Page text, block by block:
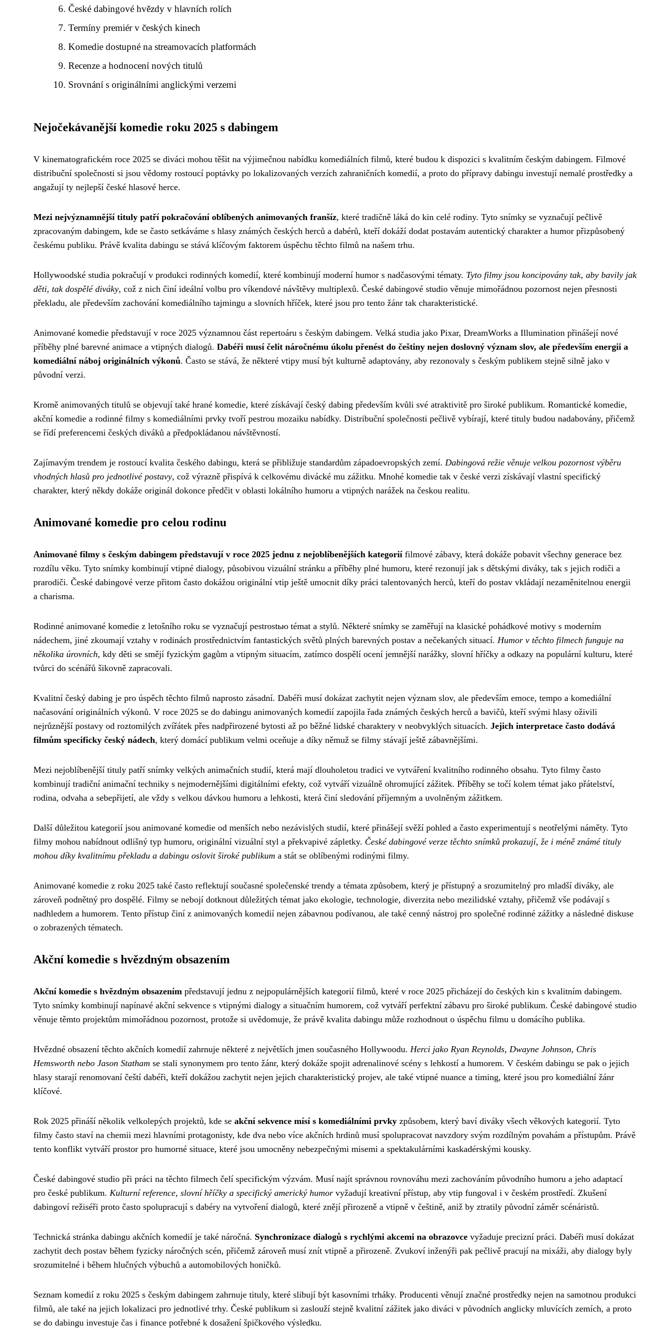
České dabingové hvězdy v hlavních rolích
Termíny premiér v českých kinech
Komedie dostupné na streamovacích platformách
Recenze a hodnocení nových titulů
Srovnání s originálními anglickými verzemi
Nejočekávanější komedie roku 2025 s dabingem
V kinematografickém roce 2025 se diváci mohou těšit na výjimečnou nabídku komediálních filmů, které budou k dispozici s kvalitním českým dabingem. Filmové
distribuční společnosti si jsou vědomy rostoucí poptávky po lokalizovaných verzích zahraničních komedií, a proto do přípravy dabingu investují nemalé prostředky a
angažují ty nejlepší české hlasové herce.
Mezi nejvýznamnější tituly patří pokračování oblíbených animovaných franšíz, které tradičně láká do kin celé rodiny. Tyto snímky se vyznačují pečlivě
zpracovaným dabingem, kde se často setkáváme s hlasy známých českých herců a dabérů, kteří dokáží dodat postavám autentický charakter a humor přizpůsobený
českému publiku. Právě kvalita dabingu se stává klíčovým faktorem úspěchu těchto filmů na našem trhu.
Hollywoodské studia pokračují v produkci rodinných komedií, které kombinují moderní humor s nadčasovými tématy. Tyto filmy jsou koncipovány tak, aby bavily jak
děti, tak dospělé diváky, což z nich činí ideální volbu pro víkendové návštěvy multiplexů. České dabingové studio věnuje mimořádnou pozornost nejen přesnosti
překladu, ale především zachování komediálního tajmingu a slovních hříček, které jsou pro tento žánr tak charakteristické.
Animované komedie představují v roce 2025 významnou část repertoáru s českým dabingem. Velká studia jako Pixar, DreamWorks a Illumination přinášejí nové
příběhy plné barevné animace a vtipných dialogů. Dabéři musí čelit náročnému úkolu přenést do češtiny nejen doslovný význam slov, ale především energii a
komediální náboj originálních výkonů. Často se stává, že některé vtipy musí být kulturně adaptovány, aby rezonovaly s českým publikem stejně silně jako v
původní verzi.
Kromě animovaných titulů se objevují také hrané komedie, které získávají český dabing především kvůli své atraktivitě pro široké publikum. Romantické komedie,
akční komedie a rodinné filmy s komediálními prvky tvoří pestrou mozaiku nabídky. Distribuční společnosti pečlivě vybírají, které tituly budou nadabovány, přičemž
se řídí preferencemi českých diváků a předpokládanou návštěvností.
Zajímavým trendem je rostoucí kvalita českého dabingu, která se přibližuje standardům západoevropských zemí. Dabingová režie věnuje velkou pozornost výběru
vhodných hlasů pro jednotlivé postavy, což výrazně přispívá k celkovému divácké mu zážitku. Mnohé komedie tak v české verzi získávají vlastní specifický
charakter, který někdy dokáže originál dokonce předčit v oblasti lokálního humoru a vtipných narážek na českou realitu.
Animované komedie pro celou rodinu
Animované filmy s českým dabingem představují v roce 2025 jednu z nejoblíbenějších kategoriífilmové zábavy, která dokáže pobavit všechny generace bez
rozdílu věku. Tyto snímky kombinují vtipné dialogy, působivou vizuální stránku a příběhy plné humoru, které rezonují jak s dětskými diváky, tak s jejich rodiči a
prarodiči. České dabingové verze přitom často dokážou originální vtip ještě umocnit díky práci talentovaných herců, kteří do postav vkládají nezaměnitelnou energii
a charisma.
Rodinné animované komedie z letošního roku se vyznačují pestrostью témat a stylů. Některé snímky se zaměřují na klasické pohádkové motivy s moderním
nádechem, jiné zkoumají vztahy v rodinách prostřednictvím fantastických světů plných barevných postav a nečekaných situací. Humor v těchto filmech funguje na
několika úrovních, kdy děti se smějí fyzickým gagům a vtipným situacím, zatímco dospělí ocení jemnější narážky, slovní hříčky a odkazy na populární kulturu, které
tvůrci do scénářů šikovně zapracovali.
Kvalitní český dabing je pro úspěch těchto filmů naprosto zásadní. Dabéři musí dokázat zachytit nejen význam slov, ale především emoce, tempo a komediální
načasování originálních výkonů. V roce 2025 se do dabingu animovaných komedií zapojila řada známých českých herců a bavičů, kteří svými hlasy oživili
nejrůznější postavy od roztomilých zvířátek přes nadpřirozené bytosti až po běžné lidské charaktery v neobvyklých situacích. Jejich interpretace často dodává
filmům specificky český nádech, který domácí publikum velmi oceňuje a díky němuž se filmy stávají ještě zábavnějšími.
Mezi nejoblíbenější tituly patří snímky velkých animačních studií, která mají dlouholetou tradici ve vytváření kvalitního rodinného obsahu. Tyto filmy často
kombinují tradiční animační techniky s nejmodernějšími digitálními efekty, což vytváří vizuálně ohromující zážitek. Příběhy se točí kolem témat jako přátelství,
rodina, odvaha a sebepřijetí, ale vždy s velkou dávkou humoru a lehkosti, která činí sledování příjemným a uvolněným zážitkem.
Další důležitou kategorií jsou animované komedie od menších nebo nezávislých studií, které přinášejí svěží pohled a často experimentují s neotřelými náměty. Tyto
filmy mohou nabídnout odlišný typ humoru, originální vizuální styl a překvapivé zápletky. České dabingové verze těchto snímků prokazují, že i méně známé tituly
mohou díky kvalitnímu překladu a dabingu oslovit široké publikum a stát se oblíbenými rodinými filmy.
Animované komedie z roku 2025 také často reflektují současné společenské trendy a témata způsobem, který je přístupný a srozumitelný pro mladší diváky, ale
zároveň podnětný pro dospělé. Filmy se nebojí dotknout důležitých témat jako ekologie, technologie, diverzita nebo mezilidské vztahy, přičemž vše podávají s
nadhledem a humorem. Tento přístup činí z animovaných komedií nejen zábavnou podívanou, ale také cenný nástroj pro společné rodinné zážitky a následné diskuse
o zobrazených tématech.
Akční komedie s hvězdným obsazením
Akční komedie s hvězdným obsazením představují jednu z nejpopulárnějších kategorií filmů, které v roce 2025 přicházejí do českých kin s kvalitním dabingem.
Tyto snímky kombinují napínavé akční sekvence s vtipnými dialogy a situačním humorem, což vytváří perfektní zábavu pro široké publikum. České dabingové studio
věnuje těmto projektům mimořádnou pozornost, protože si uvědomuje, že právě kvalita dabingu může rozhodnout o úspěchu filmu u domácího publika.
Hvězdné obsazení těchto akčních komedií zahrnuje některé z největších jmen současného Hollywoodu. Herci jako Ryan Reynolds, Dwayne Johnson, Chris
Hemsworth nebo Jason Statham se stali synonymem pro tento žánr, který dokáže spojit adrenalinové scény s lehkostí a humorem. V českém dabingu se pak o jejich
hlasy starají renomovaní čeští dabéři, kteří dokážou zachytit nejen jejich charakteristický projev, ale také vtipné nuance a timing, které jsou pro komediální žánr
klíčové.
Rok 2025 přináší několik velkolepých projektů, kde se akční sekvence mísí s komediálními prvky způsobem, který baví diváky všech věkových kategorií. Tyto
filmy často staví na chemii mezi hlavními protagonisty, kde dva nebo více akčních hrdinů musí spolupracovat navzdory svým rozdílným povahám a přístupům. Právě
tento konflikt vytváří prostor pro humorné situace, které jsou umocněny nebezpečnými misemi a spektakulárními kaskadérskými kousky.
České dabingové studio při práci na těchto filmech čelí specifickým výzvám. Musí najít správnou rovnováhu mezi zachováním původního humoru a jeho adaptací
pro české publikum. Kulturní reference, slovní hříčky a specifický americký humor vyžadují kreativní přístup, aby vtip fungoval i v českém prostředí. Zkušení
dabingoví režiséři proto často spolupracují s dabéry na vytvoření dialogů, které znějí přirozeně a vtipně v češtině, aniž by ztratily původní záměr scénáristů.
Technická stránka dabingu akčních komedií je také náročná. Synchronizace dialogů s rychlými akcemi na obrazovce vyžaduje precizní práci. Dabéři musí dokázat
zachytit dech postav během fyzicky náročných scén, přičemž zároveň musí znít vtipně a přirozeně. Zvukoví inženýři pak pečlivě pracují na mixáži, aby dialogy byly
srozumitelné i během hlučných výbuchů a automobilových honičků.
Seznam komedií z roku 2025 s českým dabingem zahrnuje tituly, které slibují být kasovními trháky. Producenti věnují značné prostředky nejen na samotnou produkci
filmů, ale také na jejich lokalizaci pro jednotlivé trhy. České publikum si zaslouží stejně kvalitní zážitek jako diváci v původních anglicky mluvících zemích, a proto
se do dabingu investuje čas i finance potřebné k dosažení špičkového výsledku.